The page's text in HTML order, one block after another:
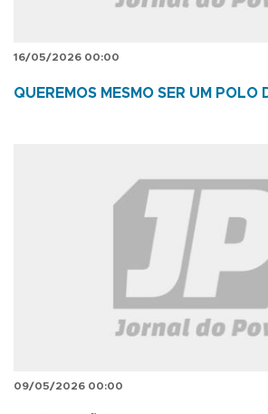
16/05/2026 00:00
QUEREMOS MESMO SER UM POLO
09/05/2026 00:00